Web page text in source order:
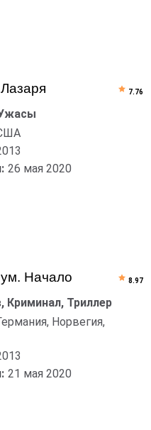
26 мая 2020
7.76
Начало
Криминал, Триллер
Норвегия,
21 мая 2020
8.97